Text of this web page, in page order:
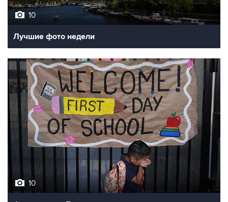
Лучшие фото недели
10
Фотохроника 7 августа